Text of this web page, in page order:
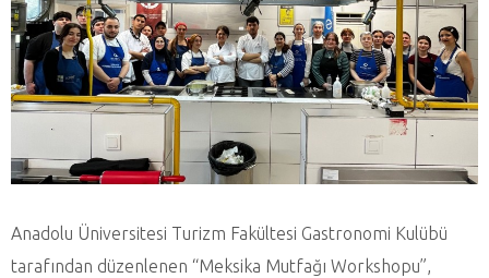
Anadolu Üniversitesi Turizm Fakültesi Gastronomi Kulübü
tarafından düzenlenen “Meksika Mutfağı Workshopu”,